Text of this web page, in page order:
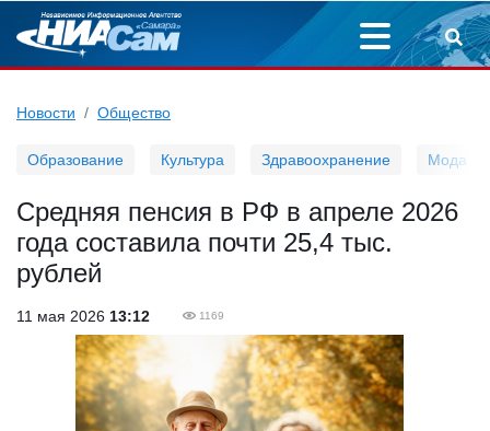
Новости Общество
Образование Культура Здравоохранение Мода
Средняя пенсия в РФ в апреле 2026
года составила почти 25,4 тыс.
рублей
11 мая 2026 13:12 1169